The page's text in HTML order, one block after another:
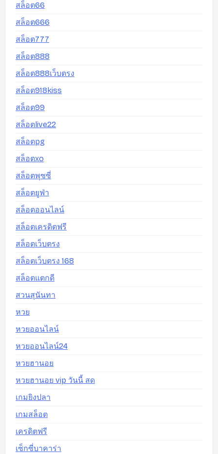
สล็อต66
สล็อต666
สล็อต777
สล็อต888
สล็อต888เว็บตรง
สล็อต918kiss
สล็อต99
สล็อตlive22
สล็อตpg
สล็อตxo
สล็อตพุซซี่
สล็อตยูฟ่า
สล็อตออนไลน์
สล็อตเครดิตฟรี
สล็อตเว็บตรง
สล็อตเว็บตรง 168
สล็อตแตกดี
สวนสุนันทา
หวย
หวยออนไลน์
หวยออนไลน์24
หวยฮานอย
หวยฮานอย vip วันนี้ สด
เกมยิงปลา
เกมสล็อต
เครดิตฟรี
เซ็กซี่บาคาร่า